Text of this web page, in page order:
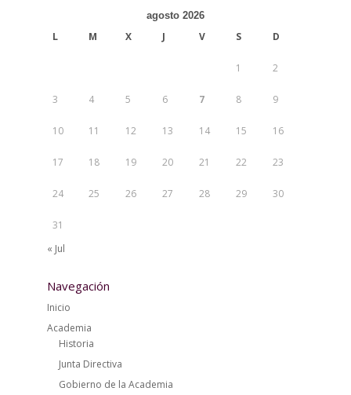
agosto 2026
L M X J V S D
1 2
3 4 5 6 7 8 9
10 11 12 13 14 15 16
17 18 19 20 21 22 23
24 25 26 27 28 29 30
31
« Jul
Navegación
Inicio
Academia
Historia
Junta Directiva
Gobierno de la Academia